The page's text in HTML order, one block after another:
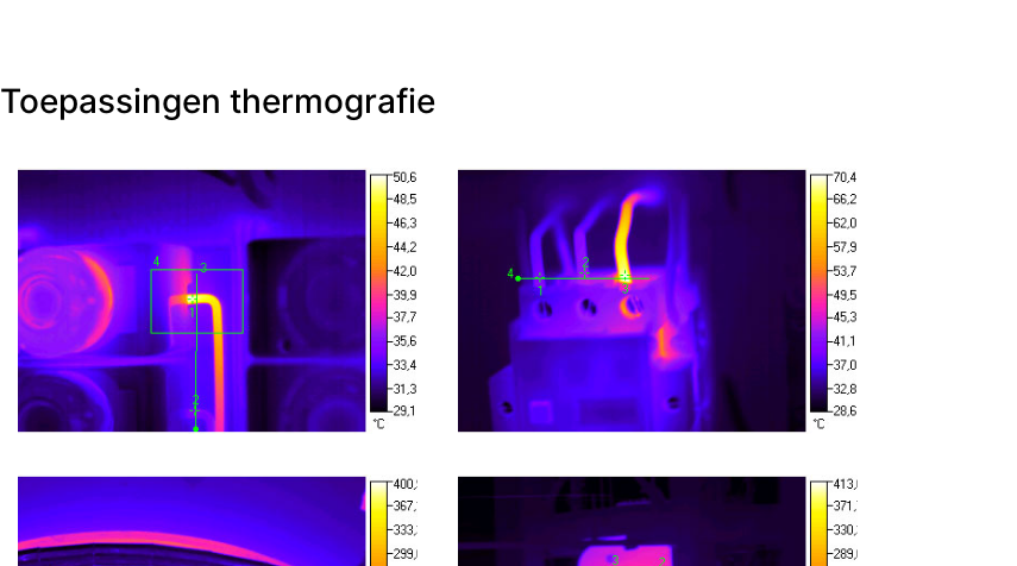
Toepassingen thermografie